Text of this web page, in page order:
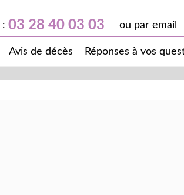
: 03 28 40 03 03 ou par email
Avis de décès Réponses à vos